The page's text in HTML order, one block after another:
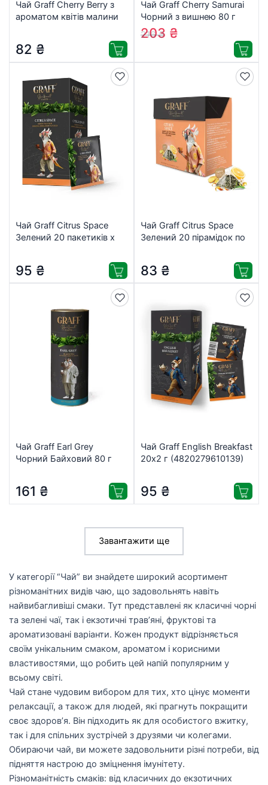
Чай Graff Cherry Berry з
ароматом квітів малини
82 ₴
Чай Graff Cherry Samurai
Чорний з вишнею 80 г
(4820279610863)
216₴
203 ₴
Чай Graff Citrus Space
Зелений 20 пакетиків х
95 ₴
Чай Graff Citrus Space
Зелений 20 пірамідок по
83 ₴
Чай Graff Earl Grey
Чорний Байховий 80 г
161 ₴
Чай Graff English Breakfast
20х2 г (4820279610139)
95 ₴
Завантажити ще
У категорії “Чай” ви знайдете широкий асортимент
різноманітних видів чаю, що задовольнять навіть
найвибагливіші смаки. Тут представлені як класичні чорні
та зелені чаї, так і екзотичні трав’яні, фруктові та
ароматизовані варіанти. Кожен продукт відрізняється
своїм унікальним смаком, ароматом і корисними
властивостями, що робить цей напій популярним у
всьому світі.
Чай стане чудовим вибором для тих, хто цінує моменти
релаксації, а також для людей, які прагнуть покращити
своє здоров’я. Він підходить як для особистого вжитку,
так і для спільних зустрічей з друзями чи колегами.
Обираючи чай, ви можете задовольнити різні потреби, від
підняття настрою до зміцнення імунітету.
Різноманітність смаків: від класичних до екзотичних